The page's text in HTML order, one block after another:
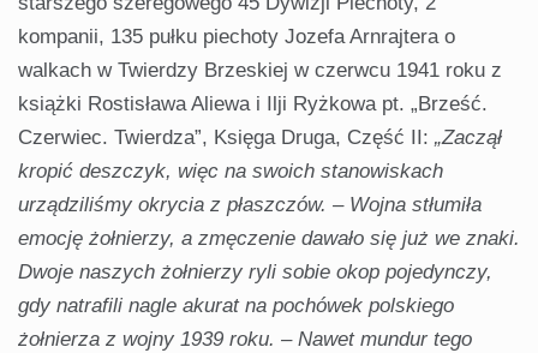
kompanii, 135 pułku piechoty Jozefa Arnrajtera o
walkach w Twierdzy Brzeskiej w czerwcu 1941 roku z
książki Rostisława Aliewa i Ilji Ryżkowa pt. „Brześć.
Czerwiec. Twierdza”, Księga Druga, Część II: „Zaczął
kropić deszczyk, więc na swoich stanowiskach
urządziliśmy okrycia z płaszczów. – Wojna stłumiła
emocję żołnierzy, a zmęczenie dawało się już we znaki.
Dwoje naszych żołnierzy ryli sobie okop pojedynczy,
gdy natrafili nagle akurat na pochówek polskiego
żołnierza z wojny 1939 roku. – Nawet mundur tego